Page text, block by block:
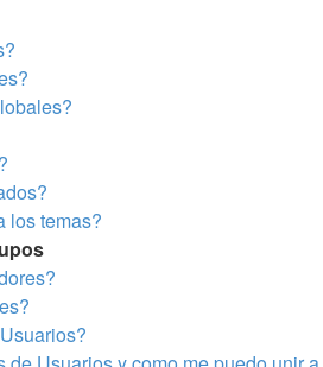
los temas?